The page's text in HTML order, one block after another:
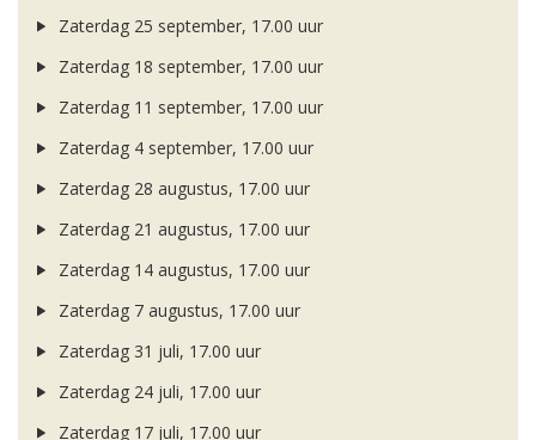
Zaterdag 25 september, 17.00 uur
Zaterdag 18 september, 17.00 uur
Zaterdag 11 september, 17.00 uur
Zaterdag 4 september, 17.00 uur
Zaterdag 28 augustus, 17.00 uur
Zaterdag 21 augustus, 17.00 uur
Zaterdag 14 augustus, 17.00 uur
Zaterdag 7 augustus, 17.00 uur
Zaterdag 31 juli, 17.00 uur
Zaterdag 24 juli, 17.00 uur
Zaterdag 17 juli, 17.00 uur